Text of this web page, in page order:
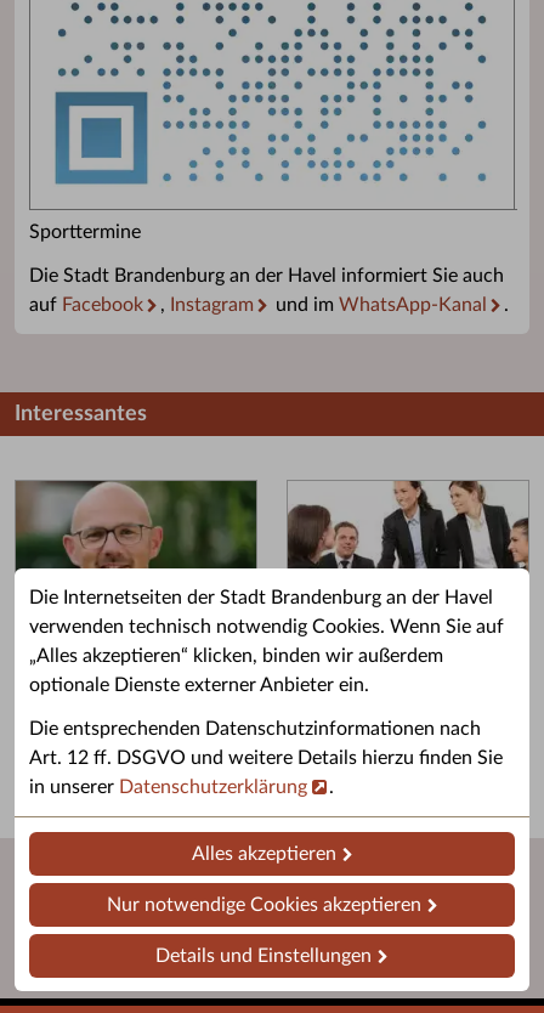
Die Internetseiten der Stadt Brandenburg an der Havel
verwenden technisch notwendig Cookies. Wenn Sie auf
„Alles akzeptieren“ klicken, binden wir außerdem
optionale Dienste externer Anbieter ein.
Die entsprechenden Datenschutzinformationen nach
Art. 12 ff. DSGVO und weitere Details hierzu finden Sie
in unserer Datenschutzerklärung .
Alles akzeptieren
Nur notwendige Cookies akzeptieren
Details und Einstellungen
Sporttermine
Die Stadt Brandenburg an der Havel informiert Sie auch
auf Facebook , Instagram und im WhatsApp-Kanal .
Interessantes
Grußwort des OB